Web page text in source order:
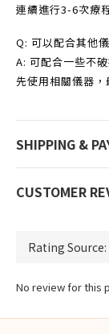
連續進行3-6次療
Q: 可以配合其他
A: 可配合一些不
先使用相關儀器，
SHIPPING &
CUSTOMER
No review for this